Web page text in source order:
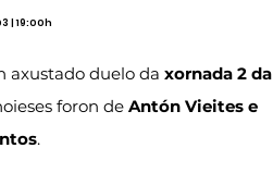
| 19:00h
axustado duelo da xornada 2 da
foron de Antón Vieites e
.